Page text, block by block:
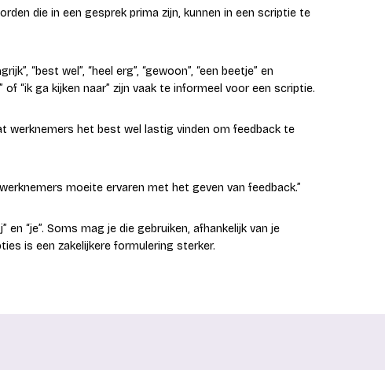
die in een gesprek prima zijn, kunnen in een scriptie te
“best wel”, “heel erg”, “gewoon”, “een beetje” en
of “ik ga kijken naar” zijn vaak te informeel voor een scriptie.
werknemers het best wel lastig vinden om feedback te
moeite ervaren met het geven van feedback.”
en “je”. Soms mag je die gebruiken, afhankelijk van je
is een zakelijkere formulering sterker.